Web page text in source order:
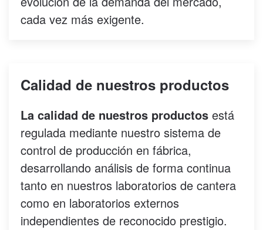
cada vez más exigente.
Calidad de nuestros productos
La calidad de nuestros productos está
regulada mediante nuestro sistema de
control de producción en fábrica,
desarrollando análisis de forma continua
tanto en nuestros laboratorios de cantera
como en laboratorios externos
independientes de reconocido prestigio.